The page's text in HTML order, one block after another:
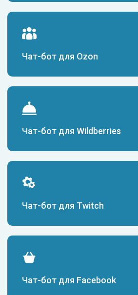
Чат-бот для Ozon
Чат-бот для Wildberries
Чат-бот для Twitch
Чат-бот для Facebook